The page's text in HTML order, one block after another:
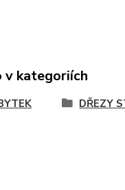
v kategoriích
DŘEZY